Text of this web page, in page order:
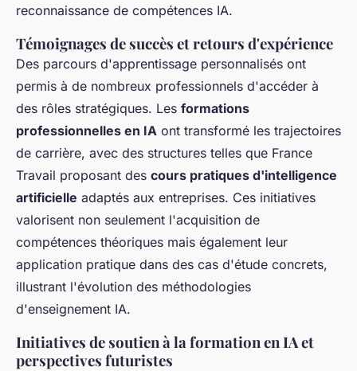
reconnaissance de compétences IA.
Témoignages de succès et retours d'expérience
Des parcours d'apprentissage personnalisés ont
permis à de nombreux professionnels d'accéder à
des rôles stratégiques. Les formations
professionnelles en IA ont transformé les trajectoires
de carrière, avec des structures telles que France
Travail proposant des cours pratiques d'intelligence
artificielle adaptés aux entreprises. Ces initiatives
valorisent non seulement l'acquisition de
compétences théoriques mais également leur
application pratique dans des cas d'étude concrets,
illustrant l'évolution des méthodologies
d'enseignement IA.
Initiatives de soutien à la formation en IA et
perspectives futuristes